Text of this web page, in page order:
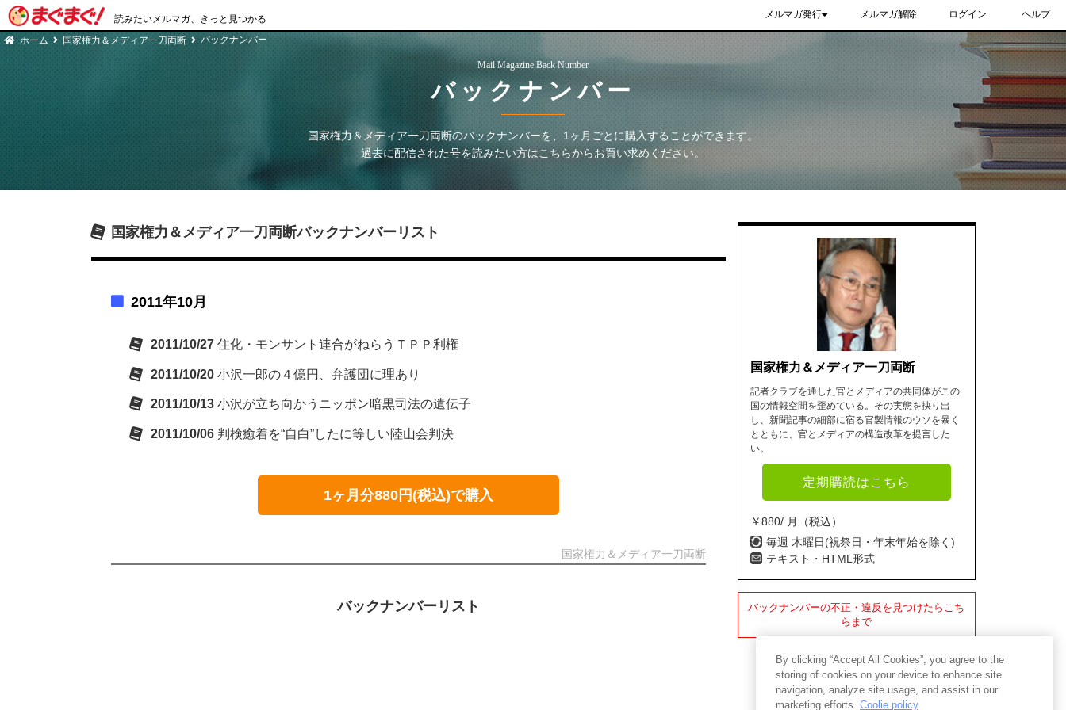
読みたいメルマガ、きっと見つかる メルマガ発行 メルマガ解除 ログイン ヘルプ
ホーム 国家権力＆メディア一刀両断 バックナンバー
Mail Magazine Back Number
バックナンバー
国家権力＆メディア一刀両断のバックナンバーを、1ヶ月ごとに購入することができます。
過去に配信された号を読みたい方はこちらからお買い求めください。
国家権力＆メディア一刀両断バックナンバーリスト
2011年10月
2011/10/27 住化・モンサント連合がねらうＴＰＰ利権
2011/10/20 小沢一郎の４億円、弁護団に理あり
2011/10/13 小沢が立ち向かうニッポン暗黒司法の遺伝子
2011/10/06 判検癒着を“自白”したに等しい陸山会判決
1ヶ月分880円(税込)で購入
国家権力＆メディア一刀両断
バックナンバーリスト
国家権力＆メディア一刀両断
記者クラブを通した官とメディアの共同体がこの
国の情報空間を歪めている。その実態を抉り出
し、新聞記事の細部に宿る官製情報のウソを暴く
とともに、官とメディアの構造改革を提言した
い。
定期購読はこちら
￥880/ 月（税込）
毎週 木曜日(祝祭日・年末年始を除く)
テキスト・HTML形式
バックナンバーの不正・違反を見つけたらこち
らまで
By clicking “Accept All Cookies”, you agree to the
storing of cookies on your device to enhance site
navigation, analyze site usage, and assist in our
marketing efforts. Coolie policy